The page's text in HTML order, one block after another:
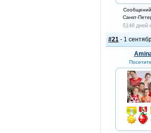
Санкт-
5148 дней
#21 - 1